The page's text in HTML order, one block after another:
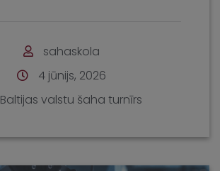
sahaskola
4 jūnijs, 2026
Baltijas valstu šaha turnīrs